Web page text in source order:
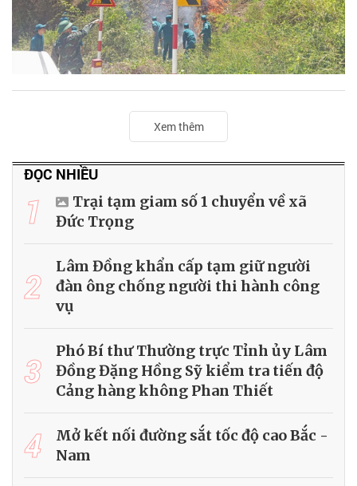
Xem thêm
ĐỌC NHIỀU
1
Trại tạm giam số 1 chuyển về xã
Đức Trọng
2
Lâm Đồng khẩn cấp tạm giữ người
đàn ông chống người thi hành công
vụ
3
Phó Bí thư Thường trực Tỉnh ủy Lâm
Đồng Đặng Hồng Sỹ kiểm tra tiến độ
Cảng hàng không Phan Thiết
4
Mở kết nối đường sắt tốc độ cao Bắc -
Nam